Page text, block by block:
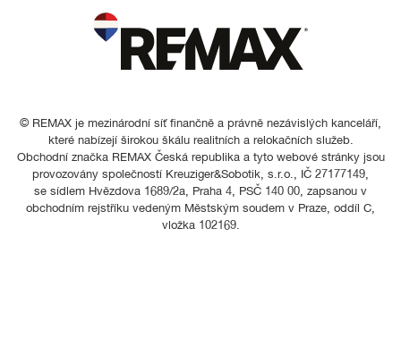
© REMAX je mezinárodní síť finančně a právně nezávislých kanceláří,
které nabízejí širokou škálu realitních a relokačních služeb.
Obchodní značka REMAX Česká republika a tyto webové stránky jsou
provozovány společností Kreuziger&Sobotik, s.r.o., IČ 27177149,
se sídlem Hvězdova 1689/2a, Praha 4, PSČ 140 00, zapsanou v
obchodním rejstříku vedeným Městským soudem v Praze, oddíl C,
vložka 102169.